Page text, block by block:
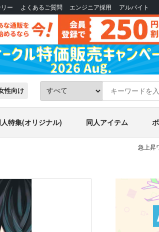
ー よくあるご質問 エンジニア採用 アルバイト
性向け
特集(オリジナル) 同人アイテム
急上昇